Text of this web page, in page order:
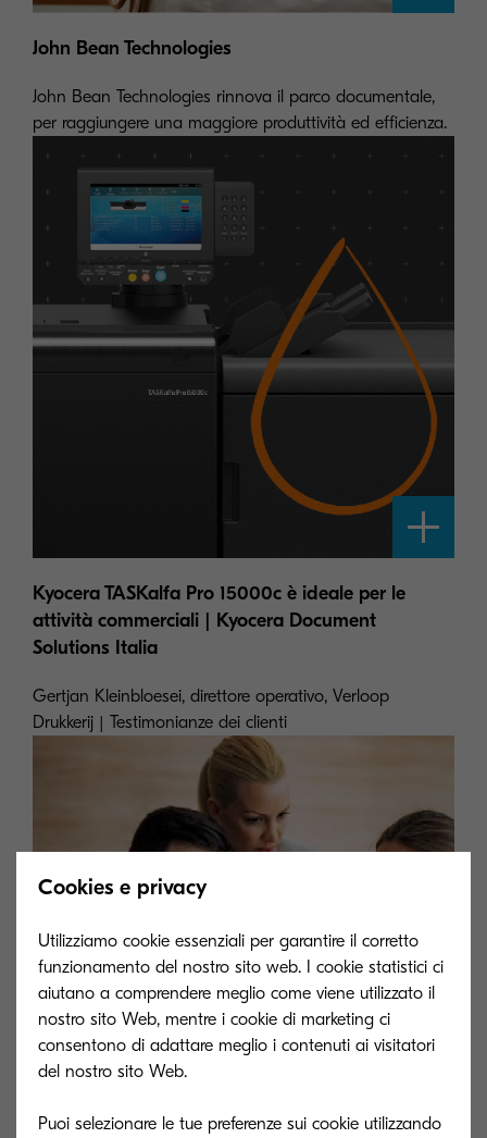
John Bean Technologies
John Bean Technologies rinnova il parco documentale,
per raggiungere una maggiore produttività ed efficienza.
Kyocera TASKalfa Pro 15000c è ideale per le
attività commerciali | Kyocera Document
Solutions Italia
Gertjan Kleinbloesei, direttore operativo, Verloop
Drukkerij | Testimonianze dei clienti
Cookies e privacy
Utilizziamo cookie essenziali per garantire il corretto
funzionamento del nostro sito web. I cookie statistici ci
aiutano a comprendere meglio come viene utilizzato il
nostro sito Web, mentre i cookie di marketing ci
consentono di adattare meglio i contenuti ai visitatori
del nostro sito Web.
Puoi selezionare le tue preferenze sui cookie utilizzando